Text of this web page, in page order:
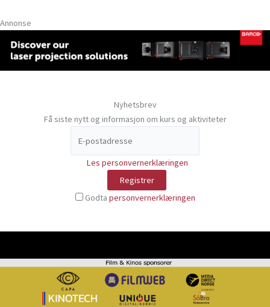
Annonse
Nyhetsbrev
Få siste nytt og informasjon om kurs og aktiviteter
Les personvernerklæringen
Godta personvernerklæringen